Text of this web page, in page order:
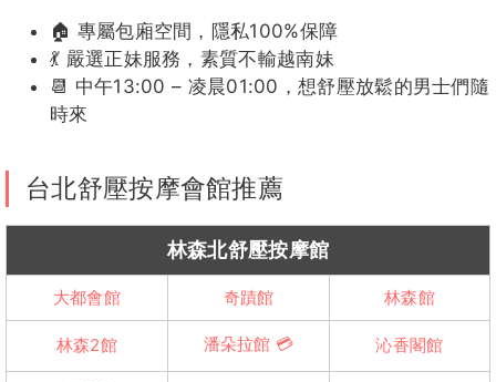
🏠 專屬包廂空間，隱私100%保障
💃 嚴選正妹服務，素質不輸越南妹
📆 中午13:00 – 凌晨01:00，想舒壓放鬆的男士們隨
時來
台北舒壓按摩會館推薦
林森北舒壓按摩館
大都會館 奇蹟館 林森館
林森2館 潘朵拉館 💳 沁香閣館